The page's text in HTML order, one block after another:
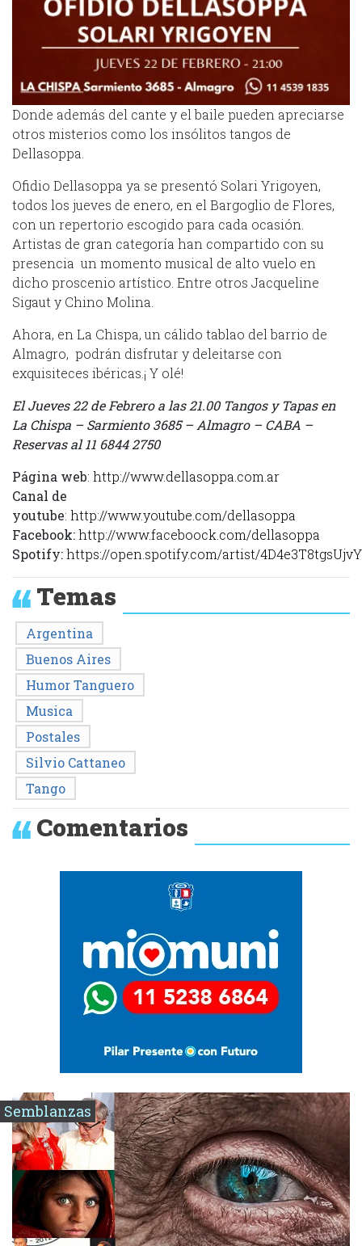
Donde además del cante y el baile pueden apreciarse
otros misterios como los insólitos tangos de
Dellasoppa.
Ofidio Dellasoppa ya se presentó Solari Yrigoyen,
todos los jueves de enero, en el Bargoglio de Flores,
con un repertorio escogido para cada ocasión.
Artistas de gran categoría han compartido con su
presencia un momento musical de alto vuelo en
dicho proscenio artístico. Entre otros Jacqueline
Sigaut y Chino Molina.
Ahora, en La Chispa, un cálido tablao del barrio de
Almagro, podrán disfrutar y deleitarse con
exquisiteces ibéricas.¡ Y olé!
El Jueves 22 de Febrero a las 21.00 Tangos y Tapas en
La Chispa – Sarmiento 3685 – Almagro – CABA –
Reservas al 11 6844 2750
Página web: http://www.dellasoppa.com.ar
Canal de
youtube: http://www.youtube.com/dellasoppa
Facebook:http://www.faceboock.com/dellasoppa
Spotify:https://open.spotify.com/artist/
Temas
Argentina
Buenos Aires
Humor Tanguero
Musica
Postales
Silvio Cattaneo
Tango
Comentarios
Semblanzas